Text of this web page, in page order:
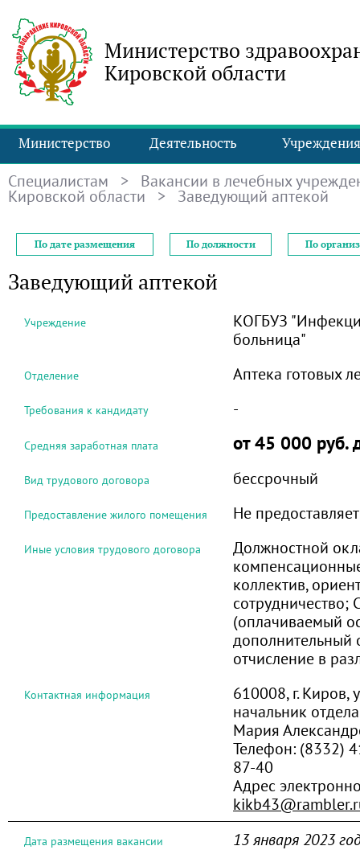
Министерство
Кировской области
Министерство Деятельность Учреждения
Специалистам > Вакансии в лечебных
Кировской области > Заведующий аптекой
По дате размещения По должности По
Заведующий аптекой
Учреждение
КОГБУЗ
больница"
Отделение Аптека готовых
Требования к кандидату -
Средняя заработная плата от 45 000
Вид трудового договора бессрочный
Предоставление жилого помещения Не
Иные условия трудового договора
Должностной
коллектив,
сотрудничество;
(оплачиваемый
дополнительный
отчисление в
Контактная информация
610008, г. Киров,
начальник
Мария
Телефон: (8332)
87-40
Адрес
Дата размещения вакансии 13 января 2023